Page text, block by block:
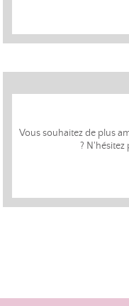
Vous souhaitez de plus
? N'hésitez